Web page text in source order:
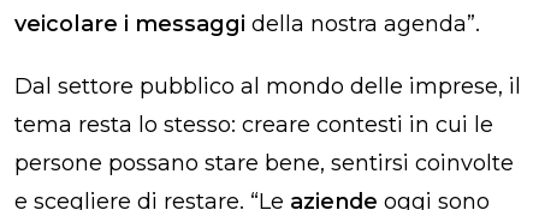
veicolare i messaggi della nostra agenda”.
Dal settore pubblico al mondo delle imprese, il
tema resta lo stesso: creare contesti in cui le
persone possano stare bene, sentirsi coinvolte
e scegliere di restare. “Le aziende oggi sono